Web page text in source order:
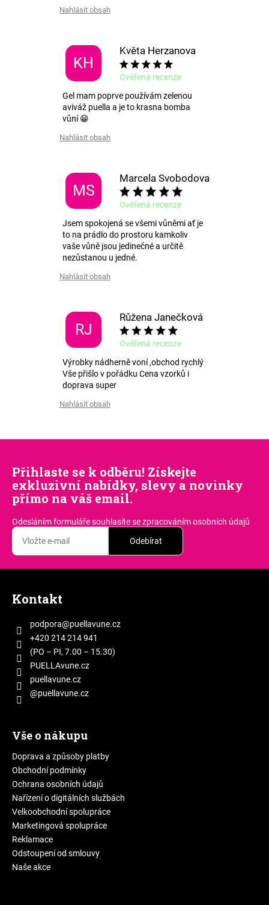
v
ý
p
i
s
u
Nahlásit obsah
KH
Květa Herzanova
Ověřená recenze
Gel mam poprve používám zelenou
aviváž puella a je to krasna bomba
vůní 😁
Nahlásit obsah
MS
Marcela Svobodova
Ověřená recenze
Jsem spokojená se všemi vůněmi ať je
to na prádlo do prostoru kamkoliv
vaše vůně jsou jedinečné a určitě
nezůstanou u jedné.
Nahlásit obsah
RJ
Růžena Janečková
Ověřená recenze
Výrobky nádherně voní ,obchod rychlý
Vše přišlo v pořádku Cena vzorků i
doprava super
Nahlásit obsah
Přihlaste se k odběru! Získejte
exkluzivní nabídky, slevy a novinky
přímo na váš email.
Odesláním formuláře souhlasítese zpracováním osobních údajů
Odebírat
Kontakt
podpora@puellavune.cz
+420 214 214 941
(PO – PI, 7.00 – 15.30)
PUELLAvune.cz
puellavune.cz
@puellavune.cz
Vše o nákupu
Doprava a způsoby platby
Obchodní podmínky
Ochrana osobních údajů
Nařízení o digitálních službách
Velkoobchodní spolupráce
Marketingová spolupráce
Reklamace
Odstoupení od smlouvy
Naše akce